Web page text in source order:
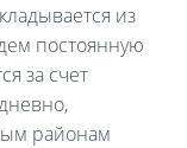
из
постоянную
за счет
районам